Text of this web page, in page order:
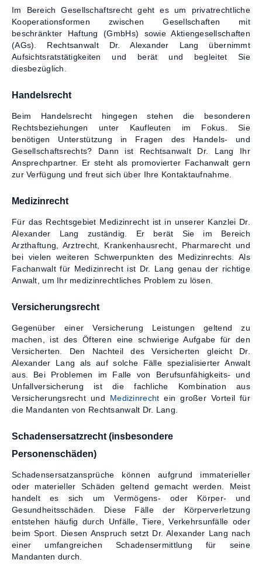
Im Bereich Gesellschaftsrecht geht es um privatrechtliche
Kooperationsformen zwischen Gesellschaften mit
beschränkter Haftung (GmbHs) sowie Aktiengesellschaften
(AGs). Rechtsanwalt Dr. Alexander Lang übernimmt
Aufsichtsratstätigkeiten und berät und begleitet Sie
diesbezüglich.
Handelsrecht
Beim Handelsrecht hingegen stehen die besonderen
Rechtsbeziehungen unter Kaufleuten im Fokus. Sie
benötigen Unterstützung in Fragen des Handels- und
Gesellschaftsrechts? Dann ist Rechtsanwalt Dr. Lang Ihr
Ansprechpartner. Er steht als promovierter Fachanwalt gern
zur Verfügung und freut sich über Ihre Kontaktaufnahme.
Medizinrecht
Für das Rechtsgebiet Medizinrecht ist in unserer Kanzlei Dr.
Alexander Lang zuständig. Er berät Sie im Bereich
Arzthaftung, Arztrecht, Krankenhausrecht, Pharmarecht und
bei vielen weiteren Schwerpunkten des Medizinrechts. Als
Fachanwalt für Medizinrecht ist Dr. Lang genau der richtige
Anwalt, um Ihr medizinrechtliches Problem zu lösen.
Versicherungsrecht
Gegenüber einer Versicherung Leistungen geltend zu
machen, ist des Öfteren eine schwierige Aufgabe für den
Versicherten. Den Nachteil des Versicherten gleicht Dr.
Alexander Lang als auf solche Fälle spezialisierter Anwalt
aus. Bei Problemen im Falle von Berufsunfähigkeits- und
Unfallversicherung ist die fachliche Kombination aus
Versicherungsrecht und Medizinrecht ein großer Vorteil für
die Mandanten von Rechtsanwalt Dr. Lang.
Schadensersatzrecht (insbesondere
Personenschäden)
Schadensersatzansprüche können aufgrund immaterieller
oder materieller Schäden geltend gemacht werden. Meist
handelt es sich um Vermögens- oder Körper- und
Gesundheitsschäden. Diese Fälle der Körperverletzung
entstehen häufig durch Unfälle, Tiere, Verkehrsunfälle oder
beim Sport. Diesen Anspruch setzt Dr. Alexander Lang nach
einer umfangreichen Schadensermittlung für seine
Mandanten durch.